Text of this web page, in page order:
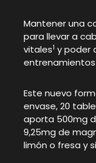
Mantener una
para llevar a
vitales1 y poder
Este nuevo
envase, 20
aporta 500mg
9,25mg de
limón o fresa y